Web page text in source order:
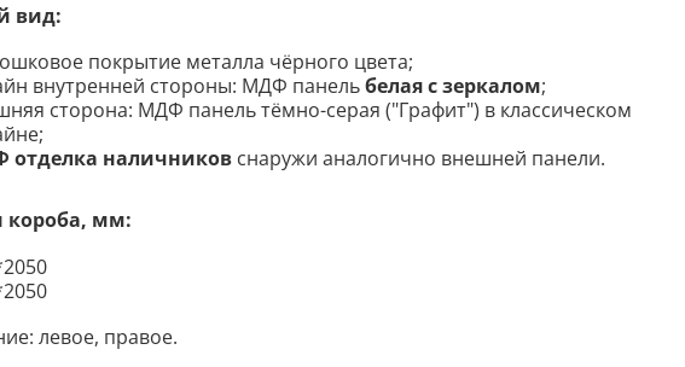
вид:
покрытие металла чёрного цвета;
внутренней стороны: МДФ панельбелая с зеркалом;
сторона: МДФ панель тёмно-серая ("Графит") в классическом
;
отделка наличников снаружи аналогично внешней панели.
короба, мм:
левое, правое.